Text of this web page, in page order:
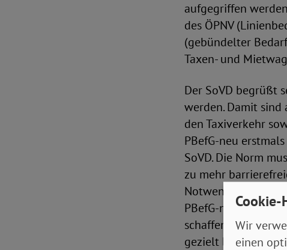
aufgegriffen
des ÖPNV
(gebündelter
Taxen- und
Der SoVD begrüßt
werden. Damit sind
den Taxiverkehr
PBefG-neu
SoVD. Die Norm
zu mehr
Notwendig ist
PBefG-neu zu
schaffen. Zudem
gezielt bestellt und
Wir
einen